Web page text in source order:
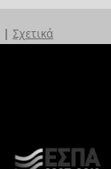
| Σχετικά